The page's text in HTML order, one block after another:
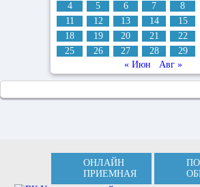
4
5 6 7 8
11
12 13 14 15
18
19 20 21 22
25
26 27 28 29
« Июн
Авг »
ОНЛАЙН
ПРИЕМНАЯ